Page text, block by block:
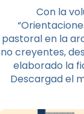
Con la
pastoral en la
no creyentes,
elaborado la
Descargad el